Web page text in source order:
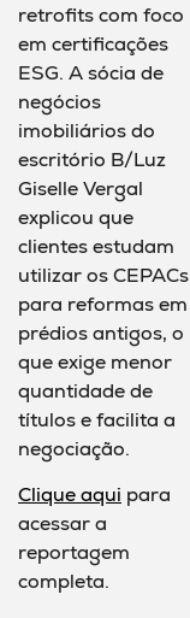
retrofits com foco
em certificações
ESG. A sócia de
negócios
imobiliários do
escritório B/Luz
Giselle Vergal
explicou que
clientes estudam
utilizar os CEPACs
para reformas em
prédios antigos, o
que exige menor
quantidade de
títulos e facilita a
negociação.
Clique aqui para
acessar a
reportagem
completa.